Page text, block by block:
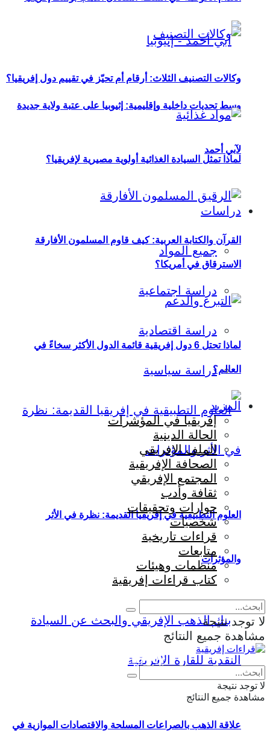
وسط تحديات داخلية وإقليمية: إثيوبيا على عتبة ولاية جديدة
لآبي أحمد
دراسات
جميع المواد
دراسة اجتماعية
دراسة اقتصادية
دراسة سياسية
العلوم التطبيقية في إفريقيا القديمة: نظرة في الأثر
والمؤثرات
علاقة الذهب بالصراعات المسلحة والاقتصادات الموازية في
وكالات التصنيف الثلاث: أرقام أم تحيّز في تقييم دول إفريقيا؟
لماذا تمثل السيادة الغذائية أولوية مصيرية لإفريقيا؟
القرآن والكتابة العربية: كيف قاوم المسلمون الأفارقة
الاسترقاق في أمريكا؟
لماذا تحتل 6 دول إفريقية قائمة الدول الأكثر سخاءً في
العالم؟
المزيد
إفريقيا في المؤشرات
الحالة الدينية
الملف الإفريقي
الصحافة الإفريقية
المجتمع الإفريقي
ثقافة وأدب
حوارات وتحقيقات
شخصيات
قراءات تاريخية
متابعات
منظمات وهيئات
كتاب قراءات إفريقية
لا توجد نتيجة
مشاهدة جميع النتائج
Eng Fr
لا توجد نتيجة
مشاهدة جميع النتائج